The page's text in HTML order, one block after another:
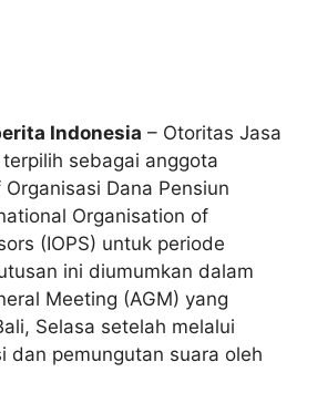
Indonesia – Otoritas Jasa
terpilih sebagai anggota
Dana Pensiun
Organisation of
(IOPS) untuk periode
ini diumumkan dalam
Meeting (AGM) yang
Selasa setelah melalui
dan pemungutan suara oleh